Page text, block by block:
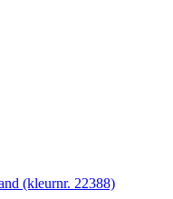
(kleurnr. 22388)